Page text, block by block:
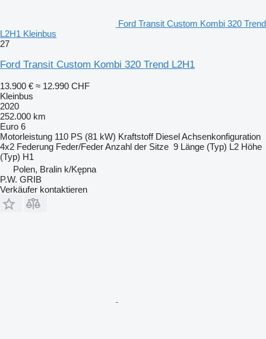
Ford Transit Custom Kombi 320 Trend
L2H1 Kleinbus
27
Ford Transit Custom Kombi 320 Trend L2H1
13.900 € ≈ 12.990 CHF
Kleinbus
2020
252.000 km
Euro 6
Motorleistung 110 PS (81 kW) Kraftstoff DieselAchsenkonfiguration
4x2 Federung Feder/FederAnzahl der Sitze 9 Länge (Typ) L2 Höhe
(Typ) H1
Polen, Bralin k/Kępna
P.W. GRIB
Verkäufer kontaktieren